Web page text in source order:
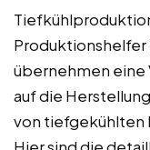
Produktionshelfer
übernehmen eine
auf die
von tiefgekühlten